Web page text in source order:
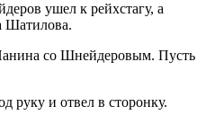
ушел к рейхстагу, а
Шатилова.
со Шнейдеровым. Пусть
руку и отвел в сторонку.